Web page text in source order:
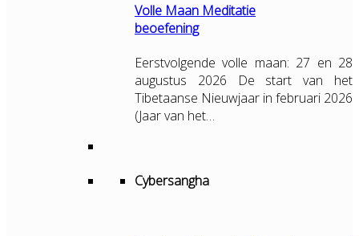
Volle Maan Meditatie
beoefening
Eerstvolgende volle maan: 27 en 28
augustus 2026 De start van het
Tibetaanse Nieuwjaar in februari 2026
(Jaar van het…
Cybersangha